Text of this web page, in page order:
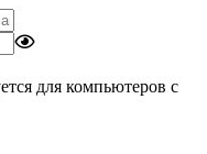
для компьютеров с